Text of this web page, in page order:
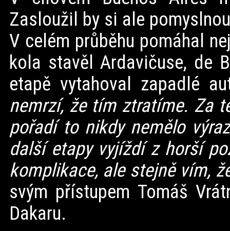
Zasloužil by si ale
V celém průběhu pomáhal
kola stavěl Ardavičuse, de
etapě vytahoval zapadlé
nemrzí, že tím ztratíme. Za
pořadí to nikdy nemělo
další etapy vyjíždí z horší
komplikace, ale stejně vím,
svým přístupem Tomáš
Dakaru.